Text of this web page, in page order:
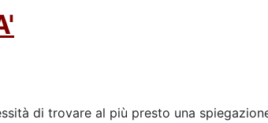
di trovare al più presto una